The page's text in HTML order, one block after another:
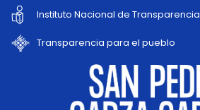
Instituto Nacional de Transparencia
Transparencia para el pueblo